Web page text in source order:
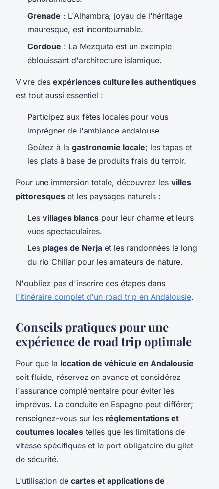
Grenade : L'Alhambra, joyau de l'héritage
mauresque, est incontournable.
Cordoue : La Mezquita est un exemple
éblouissant d'architecture islamique.
Vivre des expériences culturelles authentiques
est tout aussi essentiel :
Participez aux fêtes locales pour vous
imprégner de l'ambiance andalouse.
Goûtez à la gastronomie locale; les tapas et
les plats à base de produits frais du terroir.
Pour une immersion totale, découvrez les villes
pittoresques et les paysages naturels :
Les villages blancs pour leur charme et leurs
vues spectaculaires.
Les plages de Nerja et les randonnées le long
du rio Chillar pour les amateurs de nature.
N'oubliez pas d'inscrire ces étapes dans
l'itinéraire complet d'un road trip en Andalousie.
Conseils pratiques pour une
expérience de road trip optimale
Pour que la location de véhicule en Andalousie
soit fluide, réservez en avance et considérez
l'assurance complémentaire pour éviter les
imprévus. La conduite en Espagne peut différer;
renseignez-vous sur les réglementations et
coutumes locales telles que les limitations de
vitesse spécifiques et le port obligatoire du gilet
de sécurité.
L'utilisation de cartes et applications de